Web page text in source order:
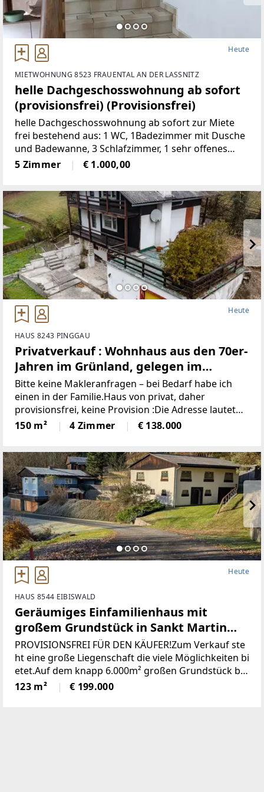
Heute
MIETWOHNUNG 8523 FRAUENTAL AN DER LASSNITZ
helle Dachgeschosswohnung ab sofort
(provisionsfrei) (Provisionsfrei)
helle Dachgeschosswohnung ab sofort zur Miete
frei bestehend aus: 1 WC, 1Badezimmer mit Dusche
und Badewanne, 3 Schlafzimmer, 1 sehr offenes
Wohnzimmermit Balkon und Kachelofen, 1 voll
möbelierte Küche, 1 Abstellraum,
5 Zimmer € 1.000,00
Heute
HAUS 8243 PINGGAU
Privatverkauf : Wohnhaus aus den 70er-
Jahren im Grünland, gelegen im
idyllischen Wechselgebiet
(Provisionsfrei)
Bitte keine Makleranfragen – bei Bedarf habe ich
einen in der Familie.Haus von privat, daher
provisionsfrei, keine Provision :Die Adresse lautet
“8243 Pinggau, Wiesenhöf 43“. Achtung : in
manchen Navis(auch
150 m² 4 Zimmer € 138.000
Heute
HAUS 8544 EIBISWALD
Geräumiges Einfamilienhaus mit
großem Grundstück in Sankt Martin
(Provisionsfrei)
PROVISIONSFREI FÜR DEN KÄUFER!Zum Verkauf ste
ht eine große Liegenschaft die viele Möglichkeiten bi
etet.Auf dem knapp 6.000m² großen Grundstück be
findet sich ein Wohngebäude bestehend aus derzeit
zwei getrennten Wohnungen, einem großen zweist
123 m² € 199.000